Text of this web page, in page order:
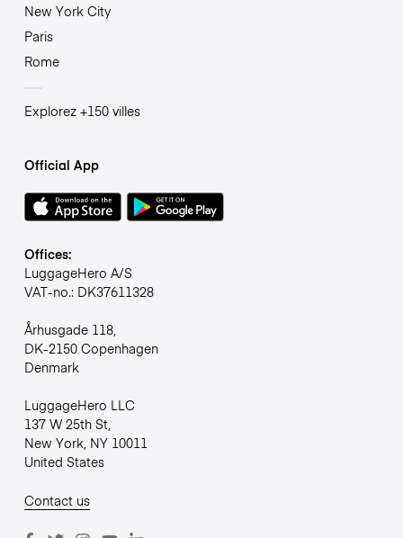
New York City
Paris
Rome
Explorez +150 villes
Official App
Offices:
LuggageHero A/S
VAT-no.: DK37611328
Århusgade 118,
DK-2150 Copenhagen
Denmark
LuggageHero LLC
137 W 25th St,
New York, NY 10011
United States
Contact us